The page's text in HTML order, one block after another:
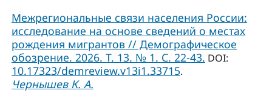
Межрегиональные связи населения России:
исследование на основе сведений о местах
рождения мигрантов // Демографическое
обозрение. 2026. Т. 13. № 1. С. 22-43. DOI:
10.17323/demreview.v13i1.33715.
Чернышев К. А.